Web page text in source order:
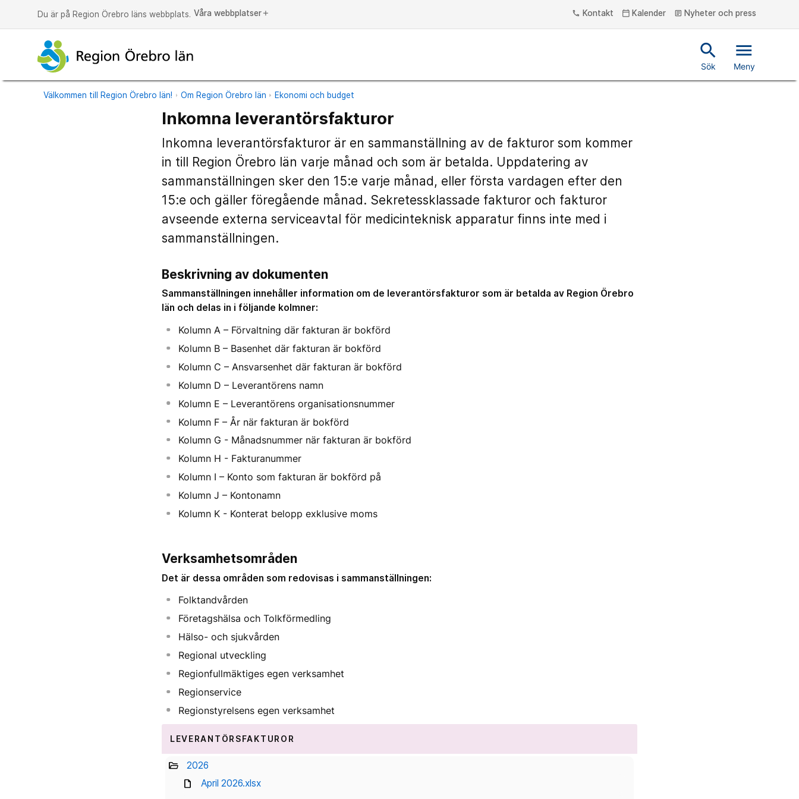
Du är på Region Örebro läns webbplats. Våra webbplatser add phone Kontakt calendar_today Kalender article Nyheter och press
search
Sök
menu
Meny
Välkommen till Region Örebro län! Om Region Örebro län Ekonomi och budget
Inkomna leverantörsfakturor
Inkomna leverantörsfakturor är en sammanställning av de fakturor som kommer
in till Region Örebro län varje månad och som är betalda. Uppdatering av
sammanställningen sker den 15:e varje månad, eller första vardagen efter den
15:e och gäller föregående månad. Sekretessklassade fakturor och fakturor
avseende externa serviceavtal för medicinteknisk apparatur finns inte med i
sammanställningen.
Beskrivning av dokumenten
Sammanställningen innehåller information om de leverantörsfakturor som är betalda av Region Örebro
län och delas in i följande kolmner:
Kolumn A – Förvaltning där fakturan är bokförd
Kolumn B – Basenhet där fakturan är bokförd
Kolumn C – Ansvarsenhet där fakturan är bokförd
Kolumn D – Leverantörens namn
Kolumn E – Leverantörens organisationsnummer
Kolumn F – År när fakturan är bokförd
Kolumn G - Månadsnummer när fakturan är bokförd
Kolumn H - Fakturanummer
Kolumn I – Konto som fakturan är bokförd på
Kolumn J – Kontonamn
Kolumn K - Konterat belopp exklusive moms
Verksamhetsområden
Det är dessa områden som redovisas i sammanställningen:
Folktandvården
Företagshälsa och Tolkförmedling
Hälso- och sjukvården
Regional utveckling
Regionfullmäktiges egen verksamhet
Regionservice
Regionstyrelsens egen verksamhet
LEVERANTÖRSFAKTUROR
folder_open 2026
draft April 2026.xlsx